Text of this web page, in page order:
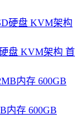
盘 KVM架构 首
内存 600GB